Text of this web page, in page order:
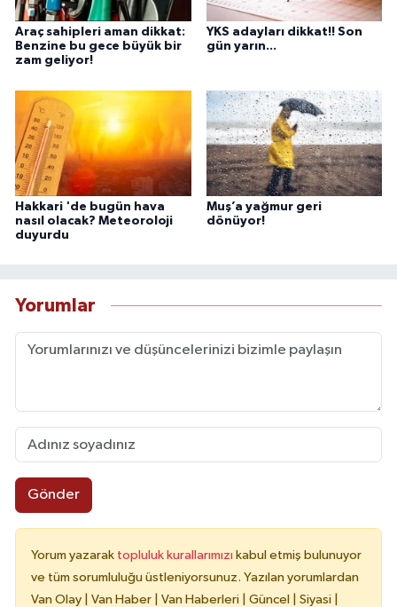
Araç sahipleri aman dikkat:
Benzine bu gece büyük bir
zam geliyor!
YKS adayları dikkat!! Son
gün yarın...
Hakkari 'de bugün hava
nasıl olacak? Meteoroloji
duyurdu
Muş’a yağmur geri
dönüyor!
Yorumlar
Gönder
Yorum yazarak topluluk kurallarımızı kabul etmiş bulunuyor
ve tüm sorumluluğu üstleniyorsunuz. Yazılan yorumlardan
Van Olay | Van Haber | Van Haberleri | Güncel | Siyasi |